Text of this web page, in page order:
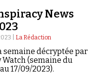
News
| La Rédaction
semaine décryptée par
Watch (semaine du
17/09/2023).